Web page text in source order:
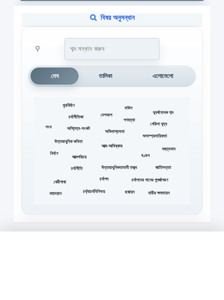
বিষয় অনুসন্ধান
⚲
মেঘ তালিকা এলোমেলো
অভিবাস্তবতা
অসাম্প্রদায়িকতা
অস্তিত্ব-সংকট
আত্ম-আবিষ্কার
আত্মপরিচয়
উত্তরাধুনিক কবিতা
উত্তরাধুনিকতাবাদী তত্ত্ব
খণ্ডন
গণহত্যা
গেরিলা যুদ্ধ
চর্যাগীতি
চর্যাগীতিকা
চর্যাপদ চর্যাপদের গানের পুনর্জাগরণ
চর্য্যাচর্যবিনিশ্চয় ছদ্মায়ন
জাতিসত্তা
থেরীগাথা
দেশভাগ
দ্ব্যর্থবোধক শব্দ
নারীর ক্ষমতায়ন
নির্বাণ
পুনর্নির্মাণ
বহুত্ববাদ
বাউল
মহাবয়ান
সংঘ